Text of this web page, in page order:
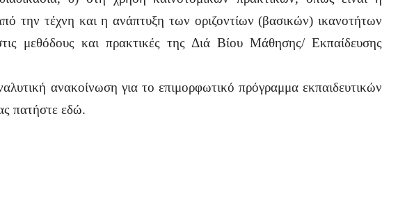
την τέχνη και η ανάπτυξη των οριζοντίων (βασικών) ικανοτήτων
μεθόδους και πρακτικές της Διά Βίου Μάθησης/ Εκπαίδευσης
ανακοίνωση για το επιμορφωτικό πρόγραμμα εκπαιδευτικών
πατήστε εδώ.